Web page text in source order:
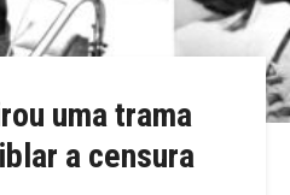
uma trama
a censura